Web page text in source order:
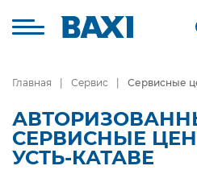
Главная Сервис Сервисные
СЕРВИСНЫЕ
УСТЬ-КАТАВЕ